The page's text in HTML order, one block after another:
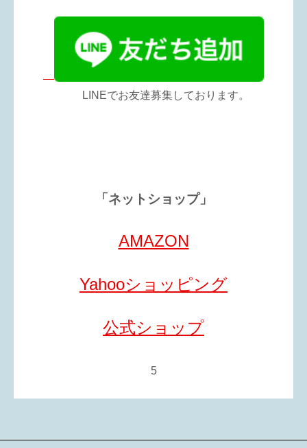
LINEでお友達募集しております。
「ネットショップ」
AMAZON
Yahooショッピング
公式ショップ
5